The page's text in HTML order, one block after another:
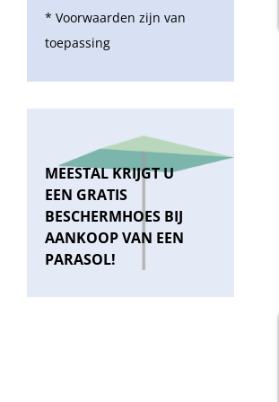
* Voorwaarden zijn van
toepassing
MEESTAL KRIJGT U
EEN GRATIS
BESCHERMHOES BIJ
AANKOOP VAN EEN
PARASOL!